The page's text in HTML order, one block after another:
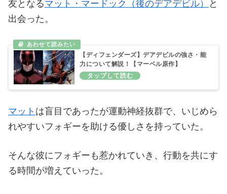
友となるマット・マードック（後のデアデビル）
と
出会った。
【ディフェンダーズ】デアデビルの強さ・能
力について解説！【マーベル原作】
マット は盲目であったが運動神経抜群で、いじめら
れやすいフォギーを助ける優しさを持っていた。
そんな彼にフォギーも惹かれていき、行動を共にす
る時間が増えていった。